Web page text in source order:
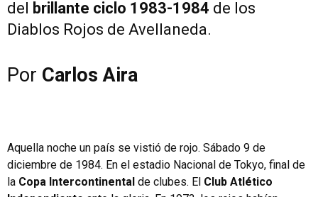
del brillante ciclo 1983-1984 de los
Diablos Rojos de Avellaneda.
Por Carlos Aira
Aquella noche un país se vistió de rojo. Sábado 9 de
diciembre de 1984. En el estadio Nacional de Tokyo, final de
la Copa Intercontinental de clubes. El Club Atlético